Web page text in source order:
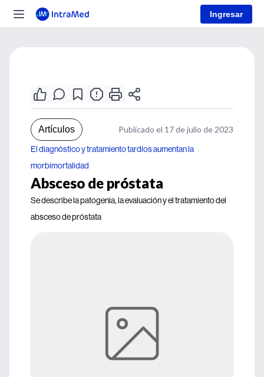
Ingresar
Artículos Publicado el 17 de julio de 2023
El diagnóstico y tratamiento tardíos aumentan la
morbimortalidad
Absceso de próstata
Se describe la patogenia, la evaluación y el tratamiento del
absceso de próstata